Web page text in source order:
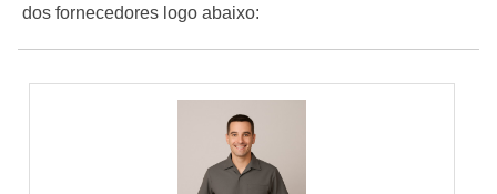
dos fornecedores logo abaixo: